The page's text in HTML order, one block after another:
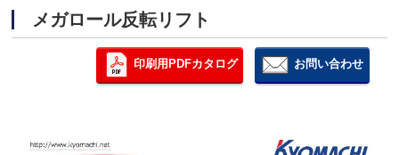
メガロール反転リフト
印刷用PDFカタログ お問い合わせ